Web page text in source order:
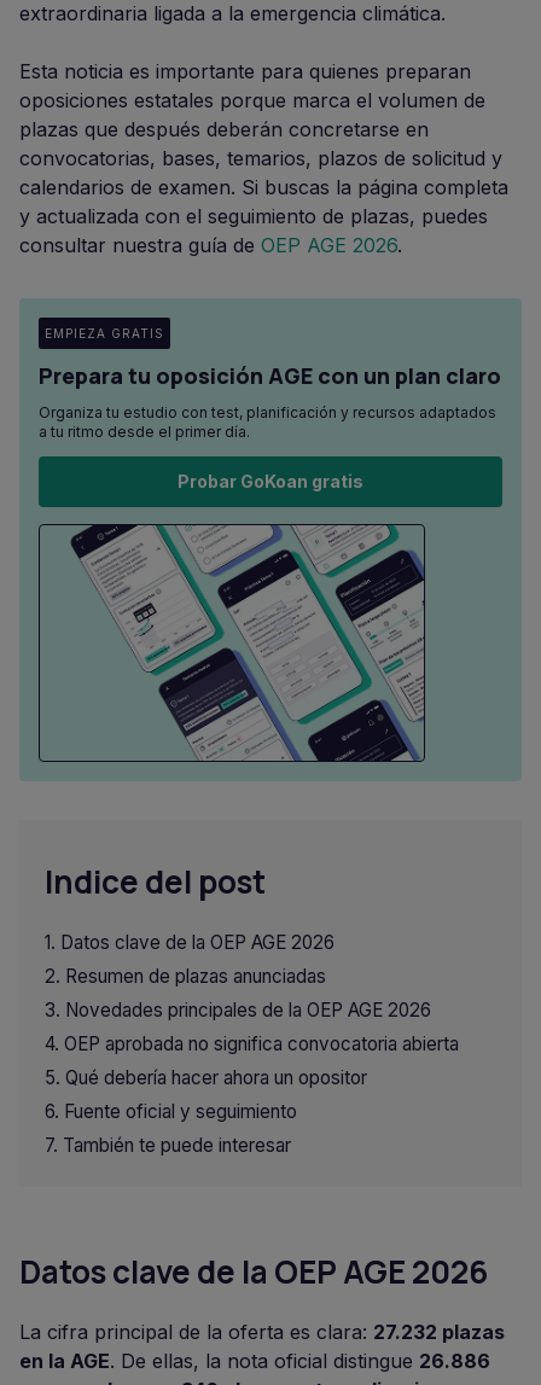
extraordinaria ligada a la emergencia climática.
Esta noticia es importante para quienes preparan
oposiciones estatales porque marca el volumen de
plazas que después deberán concretarse en
convocatorias, bases, temarios, plazos de solicitud y
calendarios de examen. Si buscas la página completa
y actualizada con el seguimiento de plazas, puedes
consultar nuestra guía de OEP AGE 2026.
EMPIEZA GRATIS
Prepara tu oposición AGE con un plan claro
Organiza tu estudio con test, planificación y recursos adaptados
a tu ritmo desde el primer día.
Probar GoKoan gratis
Indice del post
Datos clave de la OEP AGE 2026
Resumen de plazas anunciadas
Novedades principales de la OEP AGE 2026
OEP aprobada no significa convocatoria abierta
Qué debería hacer ahora un opositor
Fuente oficial y seguimiento
También te puede interesar
Datos clave de la OEP AGE 2026
La cifra principal de la oferta es clara: 27.232 plazas
en la AGE. De ellas, la nota oficial distingue 26.886